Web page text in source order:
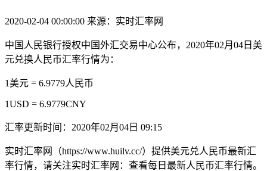
2020-02-04 00:00:00 来源：实时汇率网
中国人民银行授权中国外汇交易中心公布，2020年02月04日美
元兑换人民币汇率行情为：
1美元 = 6.9779人民币
1USD = 6.9779CNY
汇率更新时间：2020年02月04日 09:15
实时汇率网（https://www.huilv.cc/）提供美元兑人民币最新汇
率行情，请关注实时汇率网：查看每日最新人民币汇率行情。